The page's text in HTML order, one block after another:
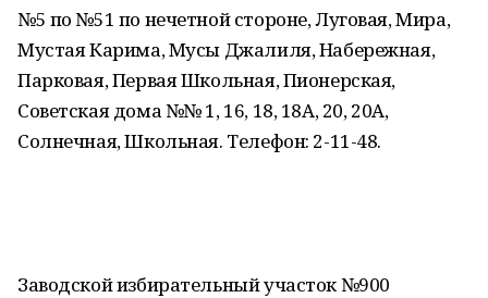
№5 по №51 по нечетной стороне, Луговая, Мира,
Мустая Карима, Мусы Джалиля, Набережная,
Парковая, Первая Школьная, Пионерская,
Советская дома №№ 1, 16, 18, 18А, 20, 20А,
Солнечная, Школьная. Телефон: 2-11-48.
Заводской избирательный участок №900